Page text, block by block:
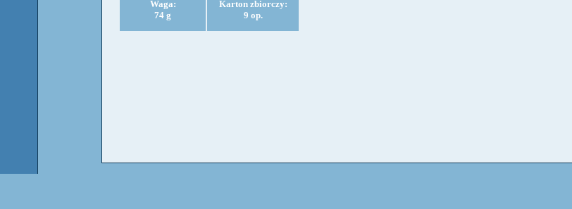
Waga:
74 g
Karton zbiorczy:
9 op.